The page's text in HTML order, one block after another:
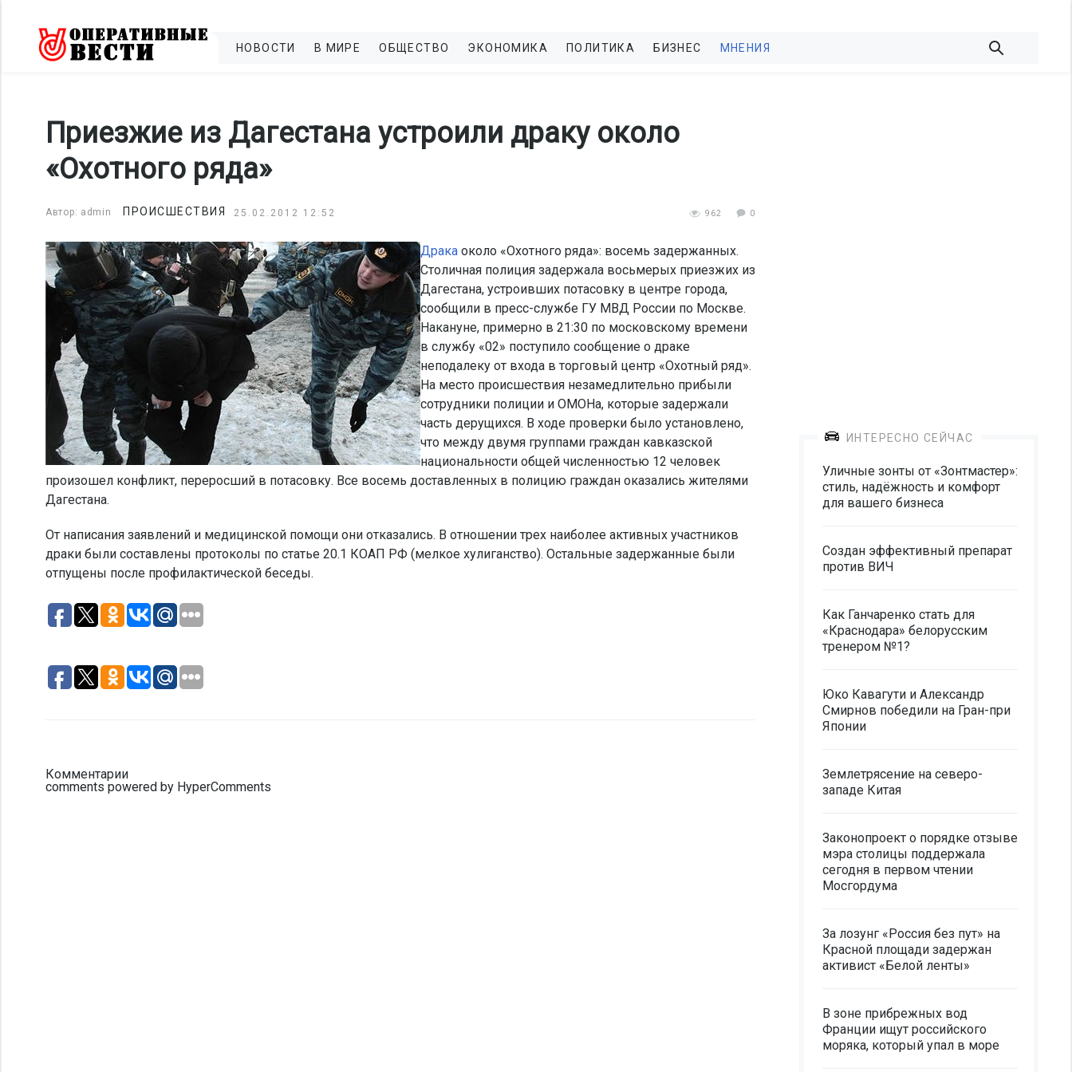
НОВОСТИ В МИРЕ ОБЩЕСТВО ЭКОНОМИКА ПОЛИТИКА БИЗНЕС МНЕНИЯ
Приезжие из Дагестана устроили драку около
«Охотного ряда»
Автор: admin ПРОИСШЕСТВИЯ 25.02.2012 12:52 962 0
Драка около «Охотного ряда»: восемь задержанных.
Столичная полиция задержала восьмерых приезжих из
Дагестана, устроивших потасовку в центре города,
сообщили в пресс-службе ГУ МВД России по Москве.
Накануне, примерно в 21:30 по московскому времени
в службу «02» поступило сообщение о драке
неподалеку от входа в торговый центр «Охотный ряд».
На место происшествия незамедлительно прибыли
сотрудники полиции и ОМОНа, которые задержали
часть дерущихся. В ходе проверки было установлено,
что между двумя группами граждан кавказской
национальности общей численностью 12 человек
произошел конфликт, переросший в потасовку. Все восемь доставленных в полицию граждан оказались жителями
Дагестана.
От написания заявлений и медицинской помощи они отказались. В отношении трех наиболее активных участников
драки были составлены протоколы по статье 20.1 КОАП РФ (мелкое хулиганство). Остальные задержанные были
отпущены после профилактической беседы.
Комментарии
comments powered by HyperComments
ИНТЕРЕСНО СЕЙЧАС
Уличные зонты от «Зонтмастер»:
стиль, надёжность и комфорт
для вашего бизнеса
Создан эффективный препарат
против ВИЧ
Как Ганчаренко стать для
«Краснодара» белорусским
тренером №1?
Юко Кавагути и Александр
Смирнов победили на Гран-при
Японии
Землетрясение на северо-
западе Китая
Законопроект о порядке отзыве
мэра столицы поддержала
сегодня в первом чтении
Мосгордума
За лозунг «Россия без пут» на
Красной площади задержан
активист «Белой ленты»
В зоне прибрежных вод
Франции ищут российского
моряка, который упал в море